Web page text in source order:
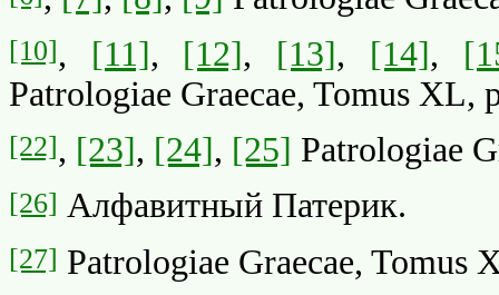
[10], [11], [12], [13], [14],
Patrologiae Graecae, Tomus XL,
[22], [23], [24], [25] Patrologiae
[26] Алфавитный Патерик.
[27] Patrologiae Graecae, Tomus